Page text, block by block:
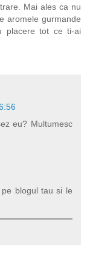
Mai ales ca nu
aromele gurmande
placere tot ce ti-ai
eu? Multumesc
blogul tau si le